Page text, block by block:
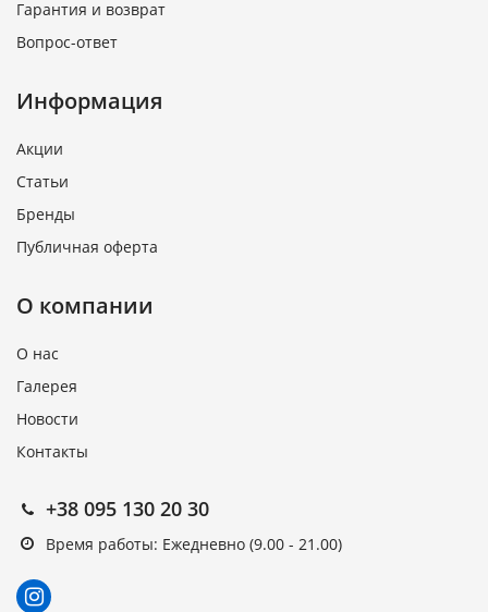
Гарантия и возврат
Вопрос-ответ
Информация
Акции
Статьи
Бренды
Публичная оферта
О компании
О нас
Галерея
Новости
Контакты
+38 095 130 20 30
Время работы: Ежедневно (9.00 - 21.00)